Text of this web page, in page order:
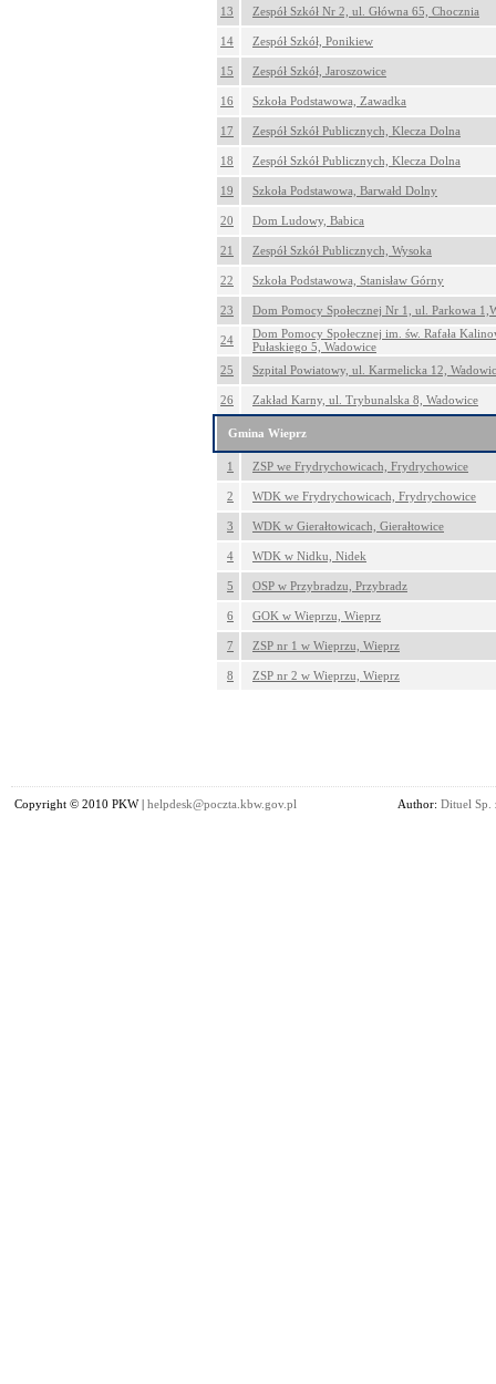
13 Zespół Szkół Nr 2, ul. Główna 65, Chocznia
14 Zespół Szkół, Ponikiew
15 Zespół Szkół, Jaroszowice
16 Szkoła Podstawowa, Zawadka
17 Zespół Szkół Publicznych, Klecza Dolna
18 Zespół Szkół Publicznych, Klecza Dolna
19 Szkoła Podstawowa, Barwałd Dolny
20 Dom Ludowy, Babica
21 Zespół Szkół Publicznych, Wysoka
22 Szkoła Podstawowa, Stanisław Górny
23 Dom Pomocy Społecznej Nr 1, ul. Parkowa
24
Dom Pomocy Społecznej im. św. Rafała
Pułaskiego 5, Wadowice
25
Szpital Powiatowy, ul. Karmelicka 12,
26 Zakład Karny, ul. Trybunalska 8, Wadowice
Gmina Wieprz
1 ZSP we Frydrychowicach, Frydrychowice
2 WDK we Frydrychowicach, Frydrychowice
3 WDK w Gierałtowicach, Gierałtowice
4 WDK w Nidku, Nidek
5 OSP w Przybradzu, Przybradz
6 GOK w Wieprzu, Wieprz
7 ZSP nr 1 w Wieprzu, Wieprz
8 ZSP nr 2 w Wieprzu, Wieprz
Copyright © 2010 PKW | helpdesk@poczta.kbw.gov.pl Author: Dituel Sp.